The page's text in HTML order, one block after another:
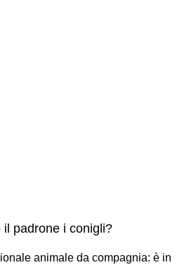
padrone i conigli?
animale da compagnia: è in